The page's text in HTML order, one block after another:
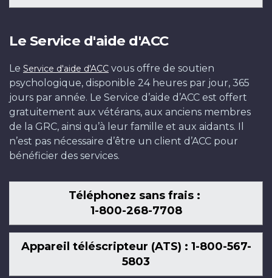
Le Service d'aide d'ACC
Le Service d'aide d'ACC vous offre de soutien
psychologique, disponible 24 heures par jour, 365
jours par année. Le Service d’aide d’ACC est offert
gratuitement aux vétérans, aux anciens membres
de la GRC, ainsi qu’à leur famille et aux aidants. Il
n’est pas nécessaire d’être un client d’ACC pour
bénéficier des services.
Téléphonez sans frais :
1-800-268-7708
Appareil téléscripteur (ATS) : 1-800-567-
5803